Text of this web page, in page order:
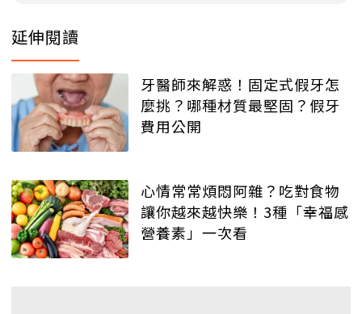
延伸閱讀
牙醫師來解惑！固定式假牙怎
麼挑？哪種材質最堅固？假牙
費用公開
心情常常煩悶阿雜？吃對食物
讓你越來越快樂！3種「幸福感
營養素」一次看